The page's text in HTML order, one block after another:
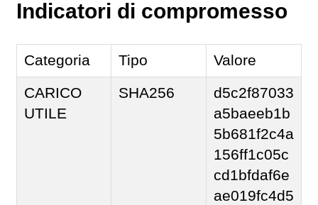
Indicatori di compromesso
Categoria Tipo
Valore
CARICO
UTILE
SHA256
d5c2f87033
a5baeeb1b
5b681f2c4a
156ff1c05c
cd1bfdaf6e
ae019fc4d5